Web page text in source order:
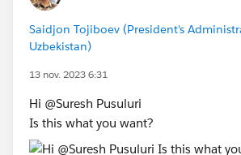
Saidjon Tojiboev (President's
Uzbekistan)
13 nov. 2023 6:31
Hi @Suresh Pusuluri​
Is this what you want?